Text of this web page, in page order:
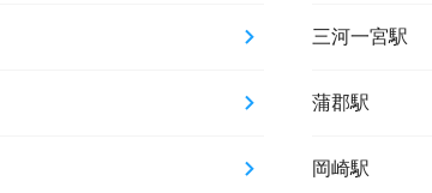
三河一宮駅
蒲郡駅
岡崎駅